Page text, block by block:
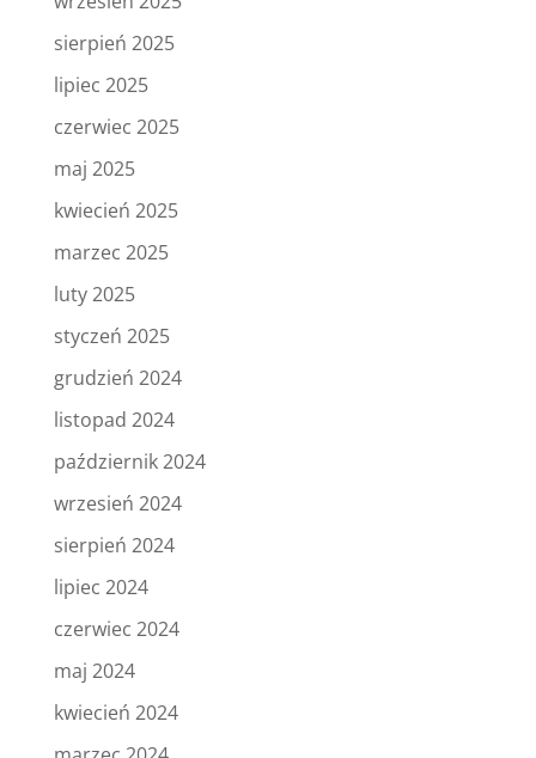
sierpień 2025
lipiec 2025
czerwiec 2025
maj 2025
kwiecień 2025
marzec 2025
luty 2025
styczeń 2025
grudzień 2024
listopad 2024
październik 2024
wrzesień 2024
sierpień 2024
lipiec 2024
czerwiec 2024
maj 2024
kwiecień 2024